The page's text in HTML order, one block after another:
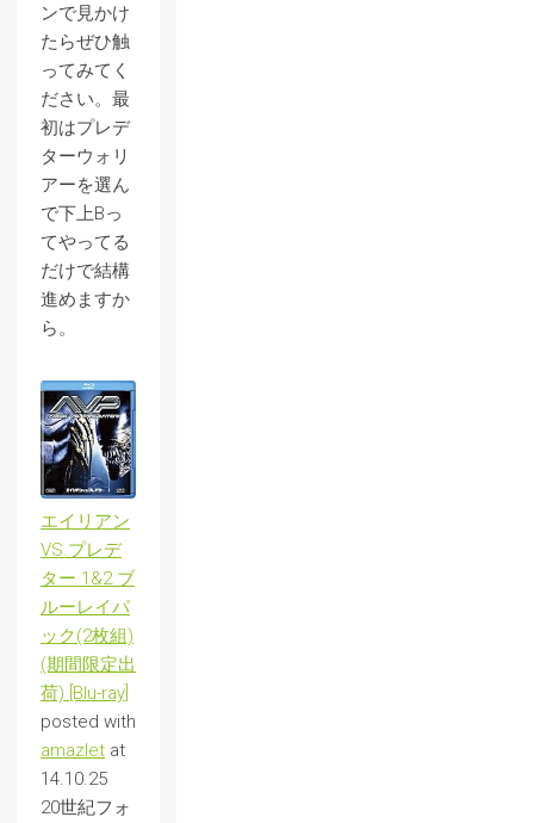
ンで見かけ
たらぜひ触
ってみてく
ださい。最
初はプレデ
ターウォリ
アーを選ん
で下上Bっ
てやってる
だけで結構
進めますか
ら。
エイリアン
VS.プレデ
ター 1&2 ブ
ルーレイパ
ック(2枚組)
(期間限定出
荷) [Blu-ray]
posted with
amazlet at
14.10.25
20世紀フォ